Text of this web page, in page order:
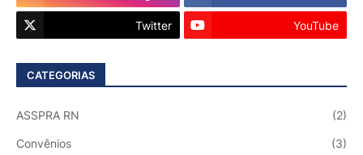
Twitter YouTube
CATEGORIAS
ASSPRA RN (2)
Convênios (3)